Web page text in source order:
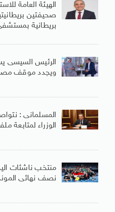
الهيئة العامة
صحيفتين
بريطانية
الرئيس السيسى
ويجدد موقف مصر
المسلمانى :
الوزراء لمتابعة
منتخب ناشئات
نصف نهائى